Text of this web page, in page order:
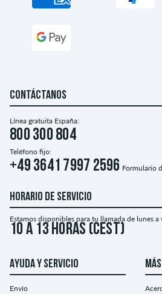
CONTÁCTANOS
Línea gratuita España:
800 300 804
Teléfono fijo:
+49 3641 7997 2596 Formulario
HORARIO DE SERVICIO
Estamos disponibles para tu llamada de lunes a
10 a 13 horas (CEST)
AYUDA Y SERVICIO
Envío